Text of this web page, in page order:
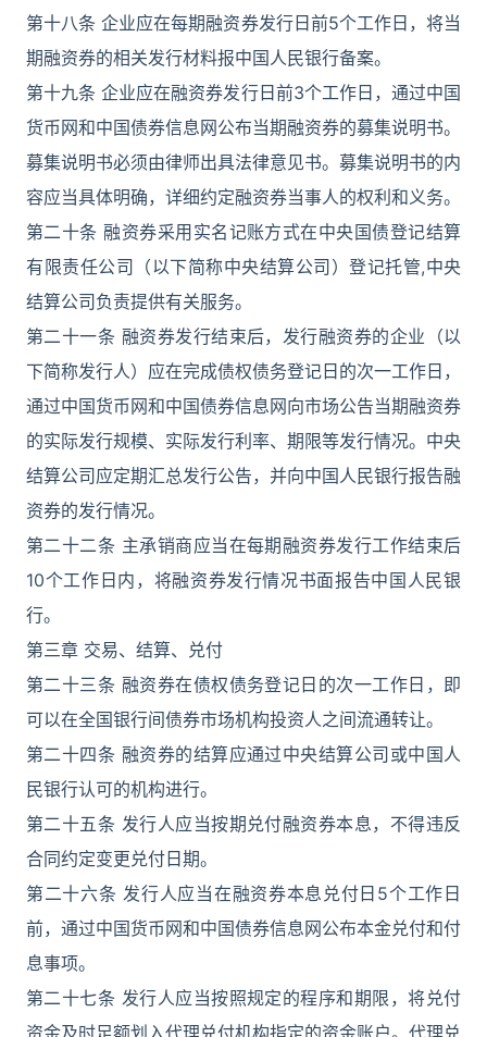
第十八条 企业应在每期融资券发行日前5个工作日，将当
期融资券的相关发行材料报中国人民银行备案。
第十九条 企业应在融资券发行日前3个工作日，通过中国
货币网和中国债券信息网公布当期融资券的募集说明书。
募集说明书必须由律师出具法律意见书。募集说明书的内
容应当具体明确，详细约定融资券当事人的权利和义务。
第二十条 融资券采用实名记账方式在中央国债登记结算
有限责任公司（以下简称中央结算公司）登记托管,中央
结算公司负责提供有关服务。
第二十一条 融资券发行结束后，发行融资券的企业（以
下简称发行人）应在完成债权债务登记日的次一工作日，
通过中国货币网和中国债券信息网向市场公告当期融资券
的实际发行规模、实际发行利率、期限等发行情况。中央
结算公司应定期汇总发行公告，并向中国人民银行报告融
资券的发行情况。
第二十二条 主承销商应当在每期融资券发行工作结束后
10个工作日内，将融资券发行情况书面报告中国人民银
行。
第三章 交易、结算、兑付
第二十三条 融资券在债权债务登记日的次一工作日，即
可以在全国银行间债券市场机构投资人之间流通转让。
第二十四条 融资券的结算应通过中央结算公司或中国人
民银行认可的机构进行。
第二十五条 发行人应当按期兑付融资券本息，不得违反
合同约定变更兑付日期。
第二十六条 发行人应当在融资券本息兑付日5个工作日
前，通过中国货币网和中国债券信息网公布本金兑付和付
息事项。
第二十七条 发行人应当按照规定的程序和期限，将兑付
资金及时足额划入代理兑付机构指定的资金账户。代理兑